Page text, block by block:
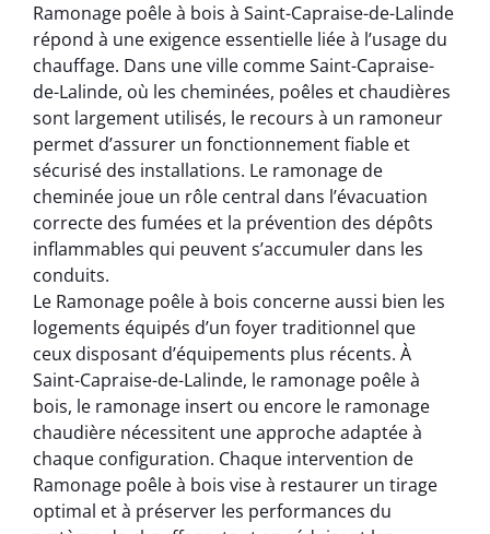
Ramonage poêle à bois à Saint-Capraise-de-Lalinde
répond à une exigence essentielle liée à l’usage du
chauffage. Dans une ville comme Saint-Capraise-
de-Lalinde, où les cheminées, poêles et chaudières
sont largement utilisés, le recours à un ramoneur
permet d’assurer un fonctionnement fiable et
sécurisé des installations. Le ramonage de
cheminée joue un rôle central dans l’évacuation
correcte des fumées et la prévention des dépôts
inflammables qui peuvent s’accumuler dans les
conduits.
Le Ramonage poêle à bois concerne aussi bien les
logements équipés d’un foyer traditionnel que
ceux disposant d’équipements plus récents. À
Saint-Capraise-de-Lalinde, le ramonage poêle à
bois, le ramonage insert ou encore le ramonage
chaudière nécessitent une approche adaptée à
chaque configuration. Chaque intervention de
Ramonage poêle à bois vise à restaurer un tirage
optimal et à préserver les performances du